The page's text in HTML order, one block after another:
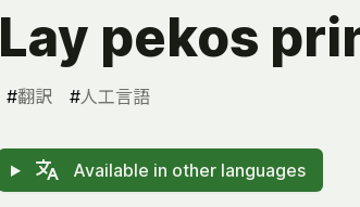
Lay pekos
#翻訳 #人工言語
Available in other languages